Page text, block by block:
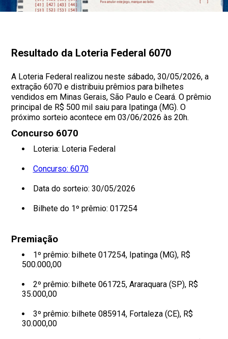
Resultado da Loteria Federal 6070
A Loteria Federal realizou neste sábado, 30/05/2026, a
extração 6070 e distribuiu prêmios para bilhetes
vendidos em Minas Gerais, São Paulo e Ceará. O prêmio
principal de R$ 500 mil saiu para Ipatinga (MG). O
próximo sorteio acontece em 03/06/2026 às 20h.
Concurso 6070
Loteria: Loteria Federal
Concurso: 6070
Data do sorteio: 30/05/2026
Bilhete do 1º prêmio: 017254
Premiação
1º prêmio: bilhete 017254, Ipatinga (MG), R$
500.000,00
2º prêmio: bilhete 061725, Araraquara (SP), R$
35.000,00
3º prêmio: bilhete 085914, Fortaleza (CE), R$
30.000,00